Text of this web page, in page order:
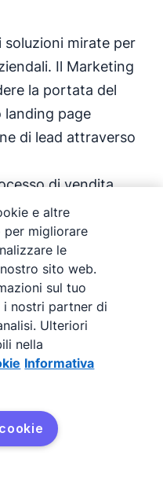
soluzioni mirate per
Il Marketing
la portata del
page
di lead attraverso
di vendita,
l'assistenza ai
ilticketinge la
gli hub includono
analizzare la
i clienti, oltre a
e alla gestione
CRM.
ma permette di
e altre
migliorare
le
sito web.
sul tuo
nostri partner di
Ulteriori
nella
Informativa